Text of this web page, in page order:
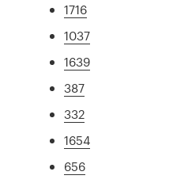
1716
1037
1639
387
332
1654
656